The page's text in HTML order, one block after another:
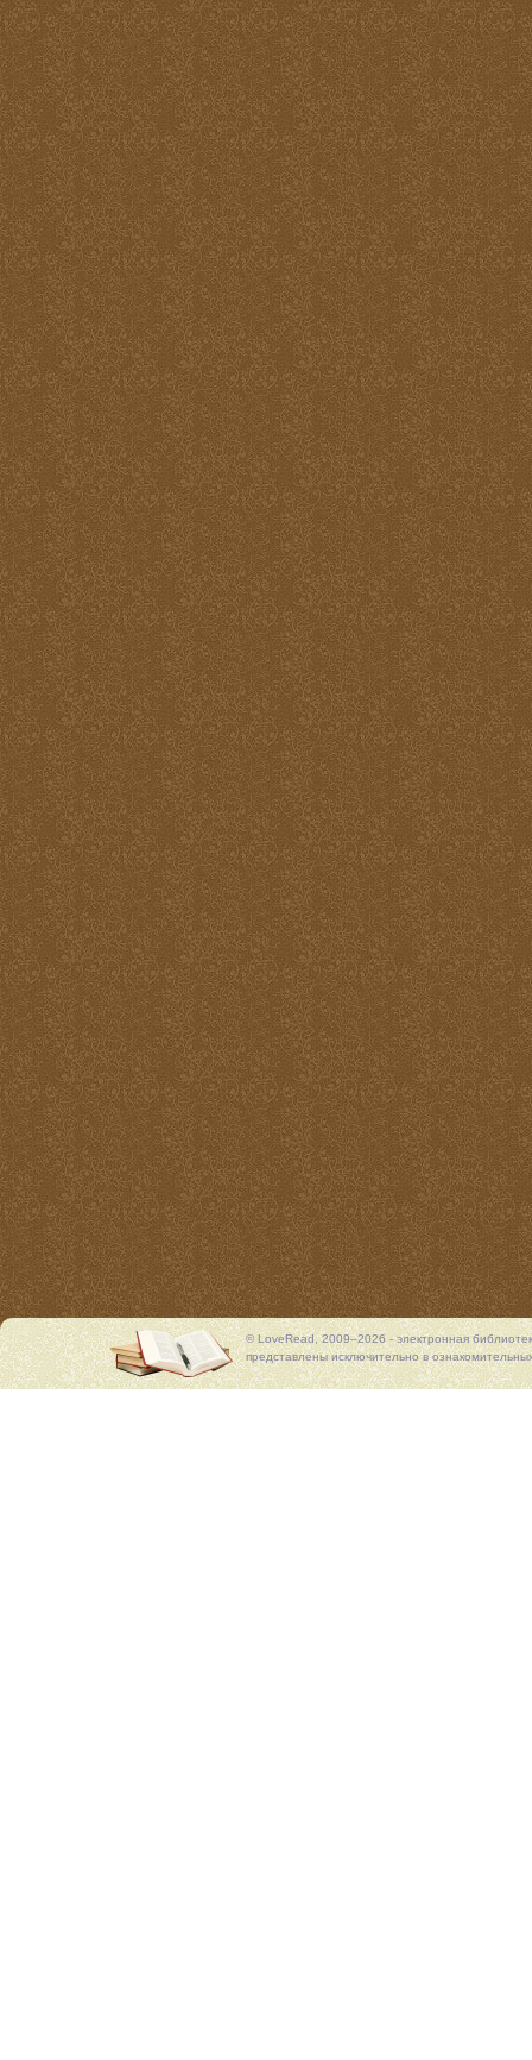
© LoveRead, 2009–2026 - электронная
представлены исключительно в